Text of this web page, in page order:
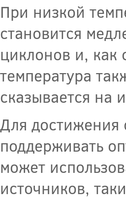
При низкой
становится
циклонов и, как
температура
сказывается на
Для достижения
поддерживать
может
источников,